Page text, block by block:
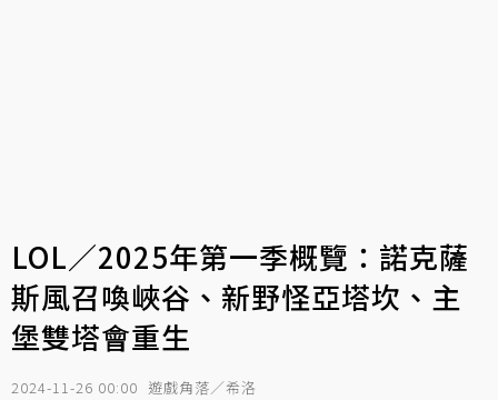
LOL／2025年第一季概覽：諾克薩
斯風召喚峽谷、新野怪亞塔坎、主
堡雙塔會重生
2024-11-26 00:00 遊戲角落／希洛